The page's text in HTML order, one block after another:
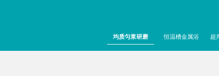
均质匀浆研磨 恒温槽金属浴 超